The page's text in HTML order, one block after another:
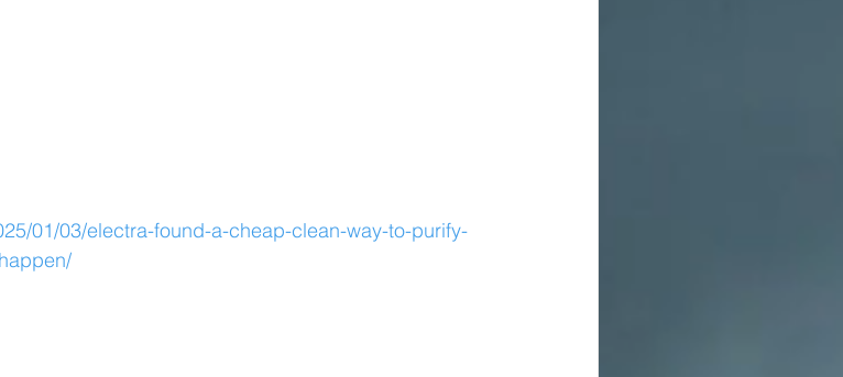
01/03/electra-found-a-cheap-clean-way-to-purify-